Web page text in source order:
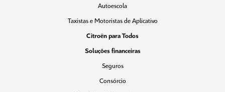
Autoescola
Taxistas e Motoristas de Aplicativo
Citroën para Todos
Soluções financeiras
Seguros
Consórcio